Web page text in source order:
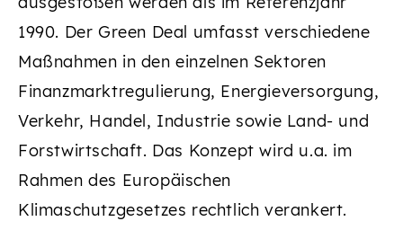
1990. Der Green Deal umfasst verschiedene
Maßnahmen in den einzelnen Sektoren
Finanzmarktregulierung, Energieversorgung,
Verkehr, Handel, Industrie sowie Land- und
Forstwirtschaft. Das Konzept wird u.a. im
Rahmen des Europäischen
Klimaschutzgesetzes rechtlich verankert.